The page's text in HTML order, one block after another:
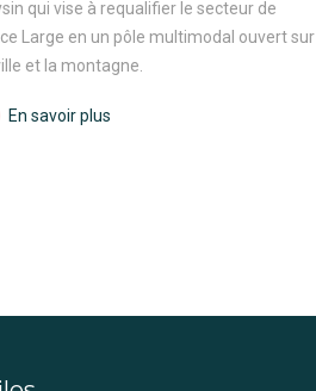
qui vise à requalifier le secteur de
Large en un pôle multimodal ouvert sur
et la montagne.
En savoir plus